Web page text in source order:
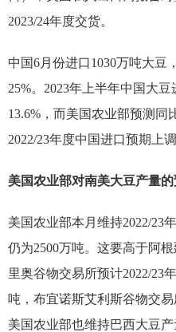
2023/24年度交货。
中国6月份进口1030万吨大豆
25%。2023年上半年中国大
13.6%，而美国农业部预测同
2022/23年度中国进口预期上
美国农业部对南美大豆产量
美国农业部本月维持2022/23
仍为2500万吨。这要高于阿
里奥谷物交易所预计2022/23
吨，布宜诺斯艾利斯谷物交易
美国农业部也维持巴西大豆